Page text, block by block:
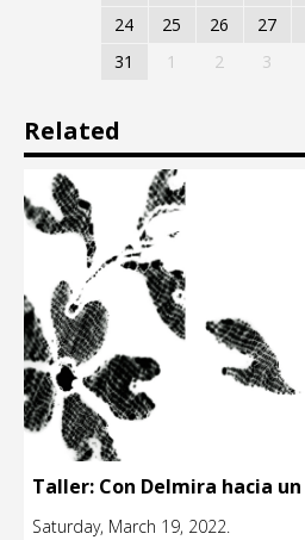
24
25 26 27
31
1 2 3
Related
Taller: Con Delmira hacia
Saturday, March 19, 2022.